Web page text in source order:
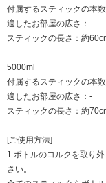
付属するスティックの本
適したお部屋の広さ：-
スティックの長さ：約
5000ml
付属するスティックの本
適したお部屋の広さ：-
スティックの長さ：約
[ご使用方法]
1.ボトルのコルクを取り
さい。